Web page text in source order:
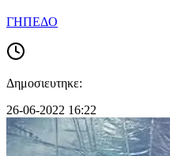
ΓΗΠΕΔΟ
Δημοσιευτηκε:
26-06-2022 16:22